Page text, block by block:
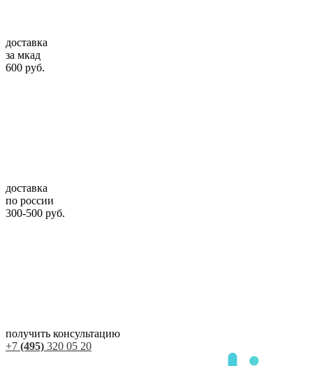
доставка
за мкад
600 руб.
доставка
по россии
300-500 руб.
получить консультацию
+7 (495) 320 05 20